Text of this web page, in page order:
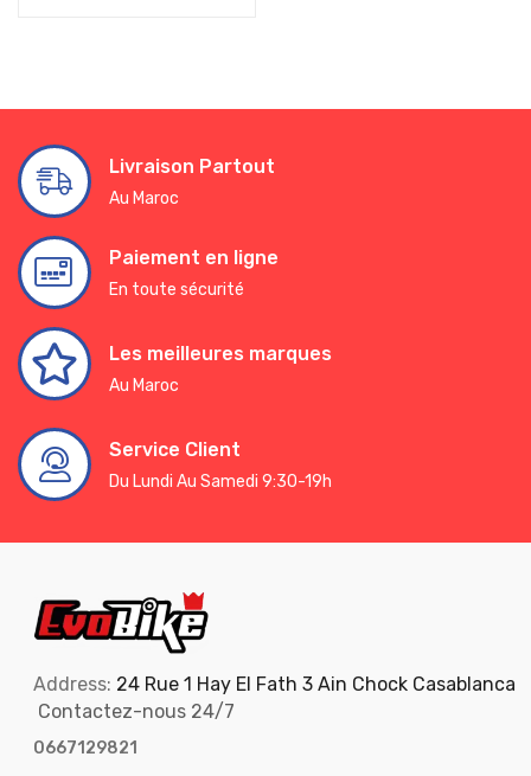
Livraison Partout
Au Maroc
Paiement en ligne
En toute sécurité
Les meilleures marques
Au Maroc
Service Client
Du Lundi Au Samedi 9:30-19h
Address: 24 Rue 1 Hay El Fath 3 Ain Chock Casablanca
Contactez-nous 24/7
0667129821